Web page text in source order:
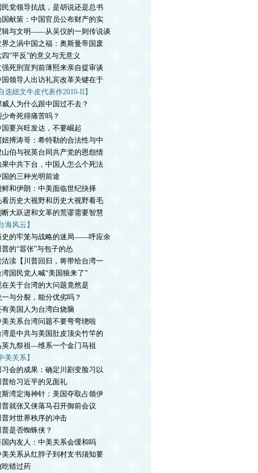
民党领导抗战，是胡说还是总书
国献策：中国官员公布财产的实
辑与文明——从吴仪的一则传说谈
界之涡中国之福：奥斯曼帝国废
四“平反”的意义与无意义
强死刑宣判前薄熙来亲自提审谈
国领导人出访礼宾改革关键在于
选妞文牛皮代表作2010-II】
威人为什么跟中国过不去？
少奇死得痛苦吗？
国要兴旺发达，不要崛起
妞搏涛哥：希特勒的合法性与中
山伯与祝英台同共产党的恩怨情
果中共下台，中国人怎么个死法
国的三种光明前途
鲜和伊朗：中美面临世纪抉择
看历史大视野和历史大视野看毛
断大跃进和文革的荒谬需要智慧
海风云】
史的牢笼与战略的迷局——呼应余
普的“嚣张”与包子的怂
沽渎【川普回归，将带给台湾一
湾国民党人喊“美国狼来了”
在关于台湾的大问题竟然是
一与分裂，能分优劣吗？
有美国人为台湾白烧脑
美关系台湾问题不要弯弯绕啦
湾是中共与美国肚皮顶尖竹竿的
英九祭祖—维系一个金门马祖
美关系】
习会的成果：确定川剧变脸习以
普给习近平的见面礼
斯湾定海神针：美国夺取占领伊
普就张又侠落马召开御前会议
普对世界秩序的冲击
普是否蜘蛛侠？
国内友人：中美关系会缓和吗
美关系从红脖子到村支书须知要
吃错过药